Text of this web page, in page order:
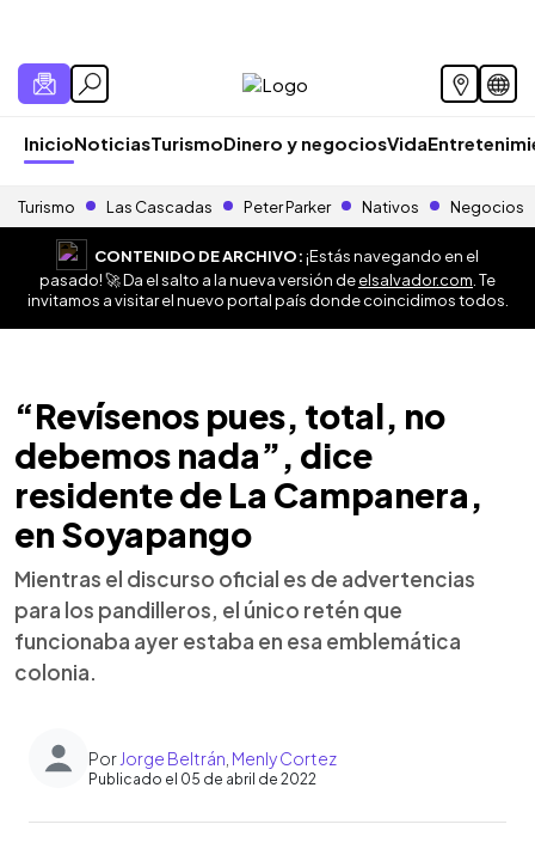
InicioNoticiasTurismoDinero y negociosVida
Turismo Las Cascadas Peter Parker Nativos Negocios
CONTENIDO DE ARCHIVO:¡Estás navegando en el
pasado! 🚀 Da el salto a la nueva versión deelsalvador.com . Te
invitamos a visitar el nuevo portal país donde coincidimos todos.
“Revísenos pues, total, no
debemos nada”, dice
residente de La Campanera,
en Soyapango
Mientras el discurso oficial es de advertencias
para los pandilleros, el único retén que
funcionaba ayer estaba en esa emblemática
colonia.
Por Jorge Beltrán Menly Cortez
Publicado el 05 de abril de 2022